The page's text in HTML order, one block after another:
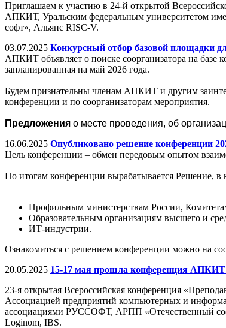
Приглашаем к участию в 24-й открытой
АПКИТ, Уральским федеральным университетом
софт», Альянс RISC-V.
03.07.2025 Конкурсный отбор базовой площадки
АПКИТ объявляет о поиске соорганизатора на базе
запланированная на май 2026 года.
Будем признательны членам АПКИТ и другим
конференции и по соорганизаторам мероприятия.
Предложения о месте проведения, об
16.06.2025 Опубликовано решение конференции
Цель конференции – обмен передовым опытом
По итогам конференции вырабатывается Решение,
Профильным министерствам России,
Образовательным организациям высшего и
ИТ-индустрии.
Ознакомиться с решением конференции можно на
20.05.2025 15-17 мая прошла конференция
23-я открытая Всероссийская конференция
Ассоциацией предприятий компьютерных и
ассоциациями РУССОФТ, АРПП «Отечественный
Loginom, IBS.